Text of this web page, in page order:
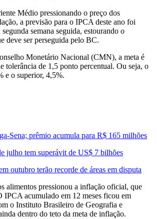
Médio pressionando o preço dos
a previsão para o IPCA deste ano foi
semana seguida, estourando o
deve ser perseguida pelo BC.
Monetário Nacional (CMN), a meta é
tolerância de 1,5 ponto percentual. Ou seja, o
e o superior, 4,5%.
Sena; prêmio acumula para R$ 165 milhões
julho tem superávit de US$ 7 bilhões
outubro terão recorde de áreas em disputa
alimentos pressionou a inflação oficial, que
IPCA acumulado em 12 meses ficou em
o Instituto Brasileiro de Geografia e
dentro do teto da meta de inflação.